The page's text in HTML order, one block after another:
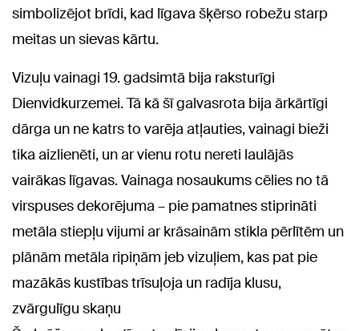
simbolizējot brīdi, kad līgava šķērso robežu starp
meitas un sievas kārtu.
Vizuļu vainagi 19. gadsimtā bija raksturīgi
Dienvidkurzemei. Tā kā šī galvasrota bija ārkārtīgi
dārga un ne katrs to varēja atļauties, vainagi bieži
tika aizlienēti, un ar vienu rotu nereti laulājās
vairākas līgavas. Vainaga nosaukums cēlies no tā
virspuses dekorējuma – pie pamatnes stiprināti
metāla stiepļu vijumi ar krāsainām stikla pērlītēm un
plānām metāla ripiņām jeb vizuļiem, kas pat pie
mazākās kustības trīsuļoja un radīja klusu,
zvārgulīgu skaņu